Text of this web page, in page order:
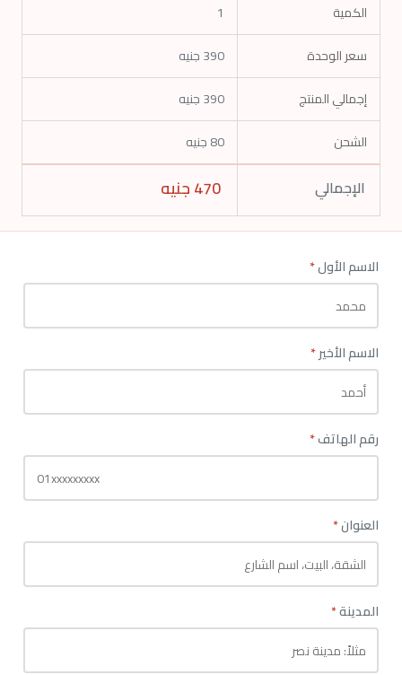
الكمية
1
سعر الوحدة
390جنيه
إجمالي المنتج
390جنيه
الشحن
80 جنيه
الإجمالي 470جنيه
الاسم الأول*
الاسم الأخير*
رقم الهاتف*
العنوان*
المدينة*